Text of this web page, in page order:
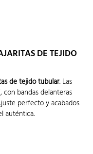
DE TEJIDO
de tejido tubular. Las
con bandas delanteras
perfecto y acabados
auténtica.